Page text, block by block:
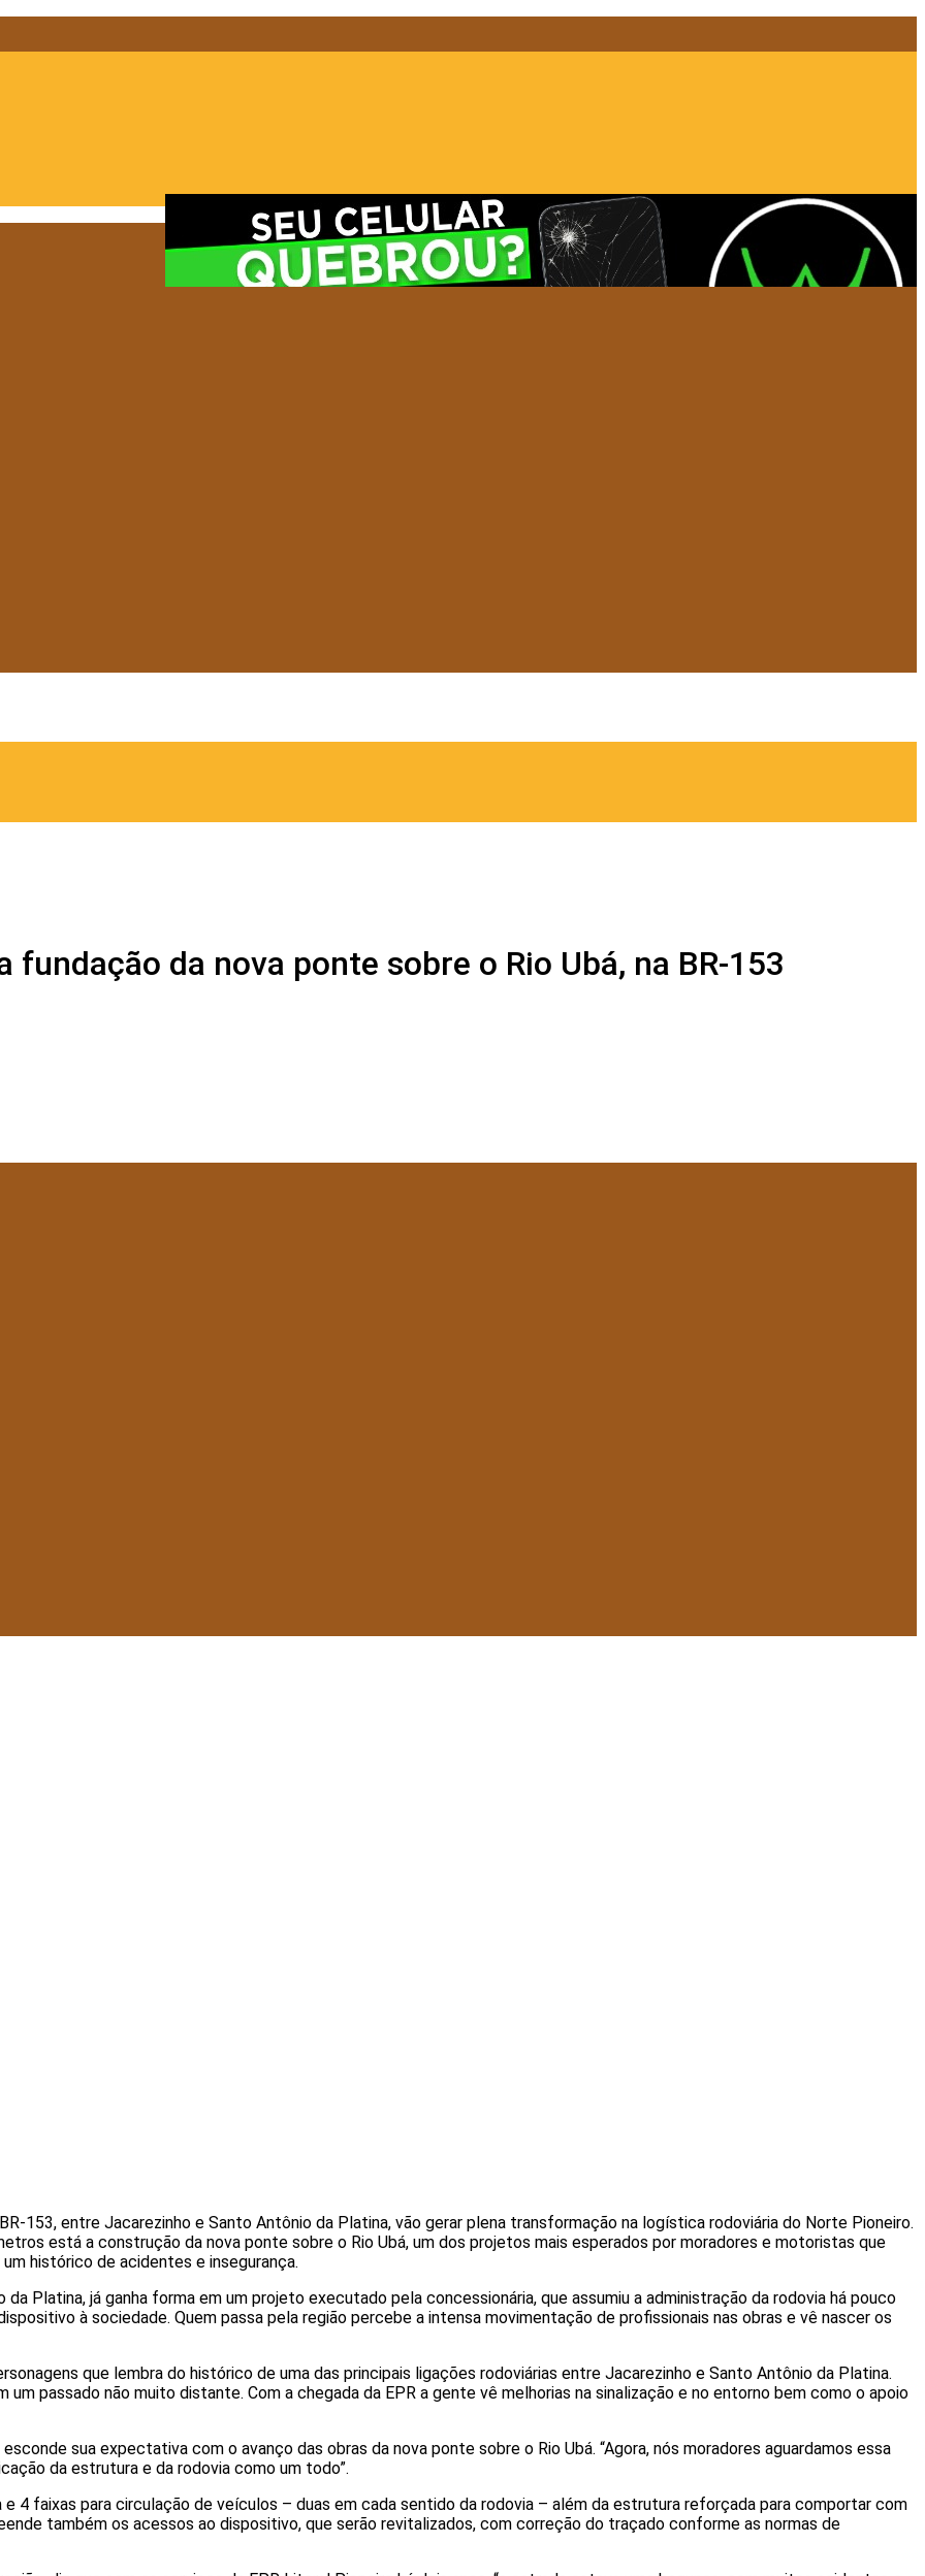
fundação da nova ponte sobre o Rio Ubá, na BR-153
153, entre Jacarezinho e Santo Antônio da Platina, vão gerar plena transformação na logística rodoviária do Norte Pioneiro.
está a construção da nova ponte sobre o Rio Ubá, um dos projetos mais esperados por moradores e motoristas que
histórico de acidentes e insegurança.
Platina, já ganha forma em um projeto executado pela concessionária, que assumiu a administração da rodovia há pouco
à sociedade. Quem passa pela região percebe a intensa movimentação de profissionais nas obras e vê nascer os
que lembra do histórico de uma das principais ligações rodoviárias entre Jacarezinho e Santo Antônio da Platina.
passado não muito distante. Com a chegada da EPR a gente vê melhorias na sinalização e no entorno bem como o apoio
sua expectativa com o avanço das obras da nova ponte sobre o Rio Ubá. “Agora, nós moradores aguardamos essa
da estrutura e da rodovia como um todo”.
4 faixas para circulação de veículos – duas em cada sentido da rodovia – além da estrutura reforçada para comportar com
também os acessos ao dispositivo, que serão revitalizados, com correção do traçado conforme as normas de